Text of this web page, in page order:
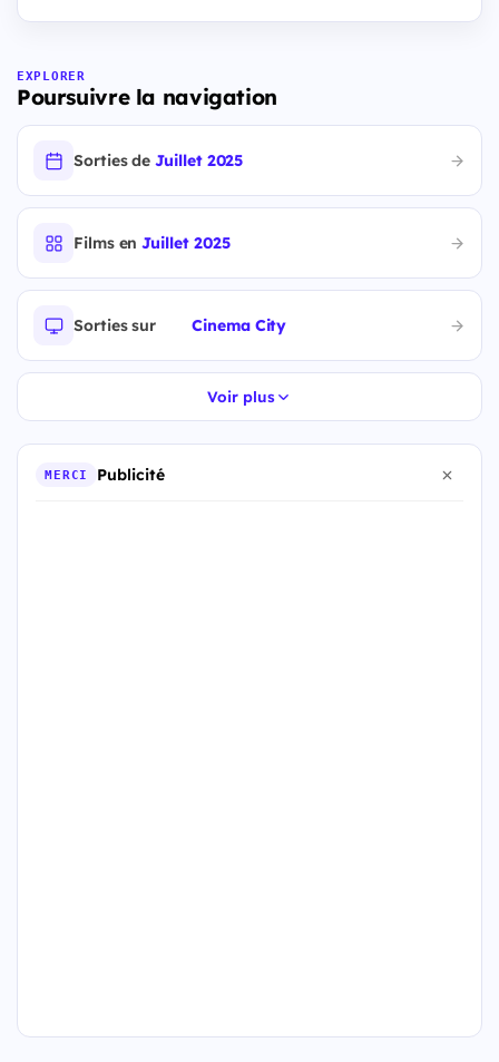
EXPLORER
Poursuivre la navigation
Sorties deJuillet 2025
Films enJuillet 2025
Sorties sur Cinema City
Voir plus
MERCI Publicité